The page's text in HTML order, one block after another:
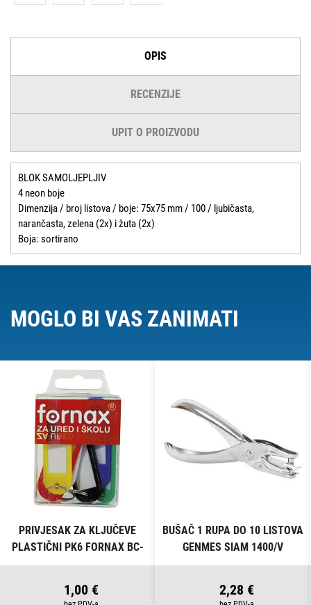
OPIS
RECENZIJE
UPIT O PROIZVODU
BLOK SAMOLJEPLJIV
4 neon boje
Dimenzija / broj listova / boje: 75x75 mm / 100 / ljubičasta,
narančasta, zelena (2x) i žuta (2x)
Boja: sortirano
MOGLO BI VAS ZANIMATI
PRIVJESAK ZA KLJUČEVE
PLASTIČNI PK6 FORNAX BC-
B13 BLISTER
1,00 €
BUŠAČ 1 RUPA DO 10 LISTOVA
GENMES SIAM 1400/V
2,28 €